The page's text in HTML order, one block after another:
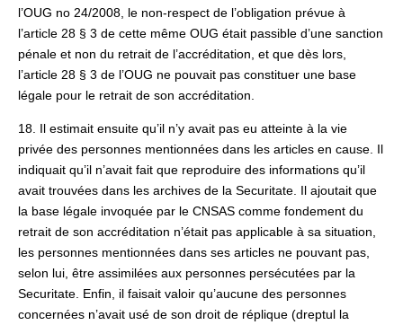
l’OUG no 24/2008, le non‑respect de l’obligation prévue à
l’article 28 § 3 de cette même OUG était passible d’une sanction
pénale et non du retrait de l’accréditation, et que dès lors,
l’article 28 § 3 de l’OUG ne pouvait pas constituer une base
légale pour le retrait de son accréditation.
18. Il estimait ensuite qu’il n’y avait pas eu atteinte à la vie
privée des personnes mentionnées dans les articles en cause. Il
indiquait qu’il n’avait fait que reproduire des informations qu’il
avait trouvées dans les archives de la Securitate. Il ajoutait que
la base légale invoquée par le CNSAS comme fondement du
retrait de son accréditation n’était pas applicable à sa situation,
les personnes mentionnées dans ses articles ne pouvant pas,
selon lui, être assimilées aux personnes persécutées par la
Securitate. Enfin, il faisait valoir qu’aucune des personnes
concernées n’avait usé de son droit de réplique (dreptul la